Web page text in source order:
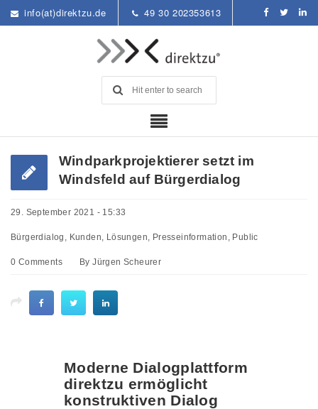
info(at)direktzu.de 49 30 202353613
Windparkprojektierer setzt im
Windsfeld auf Bürgerdialog
29. September 2021 - 15:33
Bürgerdialog , Kunden, Lösungen, Presseinformation , Public
0 Comments ByJürgen Scheurer
Moderne Dialogplattform
direktzu ermöglicht
konstruktiven Dialog